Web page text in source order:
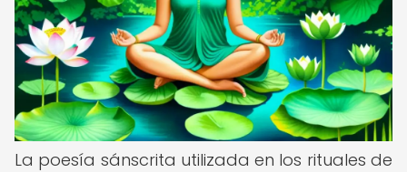
La poesía sánscrita utilizada en los rituales de